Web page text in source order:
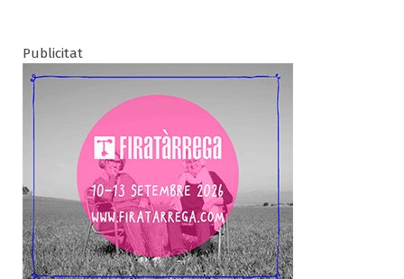
Publicitat